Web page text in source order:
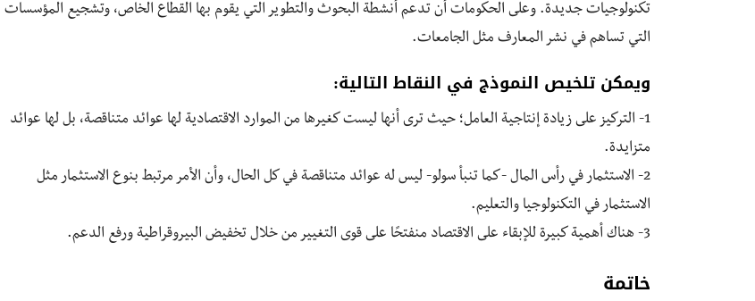
تكنولوجيات جديدة. وعلى الحكومات أن تدعم أنشطة البحوث والتطوير التي يقوم بها القطاع الخاص، وتشجيع المؤسسات
التي تساهم في نشر المعارف مثل الجامعات.
ويمكن تلخيص النموذج في النقاط التالية:
1- التركيز على زيادة إنتاجية العامل؛ حيث ترى أنها ليست كغيرها من الموارد الاقتصادية لها عوائد متناقصة، بل لها عوائد
متزايدة.
2- الاستثمار في رأس المال -كما تنبأ سولو- ليس له عوائد متناقصة في كل الحال، وأن الأمر مرتبط بنوع الاستثمار مثل
الاستثمار في التكنولوجيا والتعليم.
3- هناك أهمية كبيرة للإبقاء على الاقتصاد منفتحًا على قوى التغيير من خلال تخفيض البيروقراطية ورفع الدعم.
خاتمة